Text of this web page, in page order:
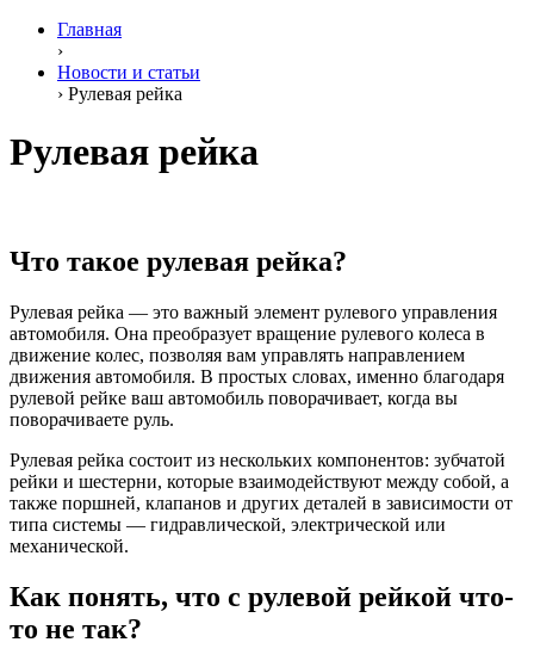
Главная
›
Новости и статьи
› Рулевая рейка
Рулевая рейка
Что такое рулевая рейка?
Рулевая рейка — это важный элемент рулевого управления
автомобиля. Она преобразует вращение рулевого колеса в
движение колес, позволяя вам управлять направлением
движения автомобиля. В простых словах, именно благодаря
рулевой рейке ваш автомобиль поворачивает, когда вы
поворачиваете руль.
Рулевая рейка состоит из нескольких компонентов: зубчатой
рейки и шестерни, которые взаимодействуют между собой, а
также поршней, клапанов и других деталей в зависимости от
типа системы — гидравлической, электрической или
механической.
Как понять, что с рулевой рейкой что-
то не так?